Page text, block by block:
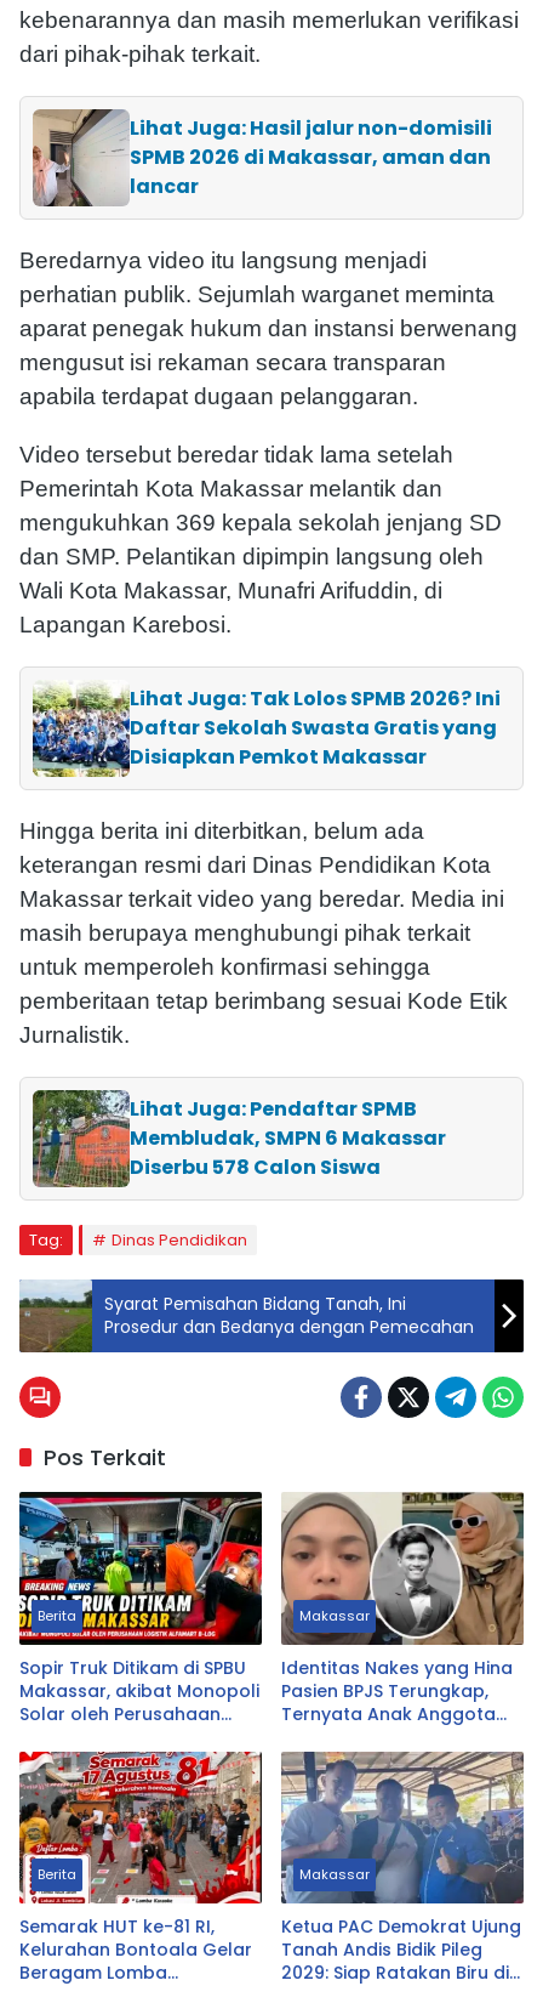
kebenarannya dan masih memerlukan verifikasi
dari pihak-pihak terkait.
Lihat Juga: Hasil jalur non-domisili
SPMB 2026 di Makassar, aman dan
lancar
Beredarnya video itu langsung menjadi
perhatian publik. Sejumlah warganet meminta
aparat penegak hukum dan instansi berwenang
mengusut isi rekaman secara transparan
apabila terdapat dugaan pelanggaran.
Video tersebut beredar tidak lama setelah
Pemerintah Kota Makassar melantik dan
mengukuhkan 369 kepala sekolah jenjang SD
dan SMP. Pelantikan dipimpin langsung oleh
Wali Kota Makassar, Munafri Arifuddin, di
Lapangan Karebosi.
Lihat Juga: Tak Lolos SPMB 2026? Ini
Daftar Sekolah Swasta Gratis yang
Disiapkan Pemkot Makassar
Hingga berita ini diterbitkan, belum ada
keterangan resmi dari Dinas Pendidikan Kota
Makassar terkait video yang beredar. Media ini
masih berupaya menghubungi pihak terkait
untuk memperoleh konfirmasi sehingga
pemberitaan tetap berimbang sesuai Kode Etik
Jurnalistik.
Lihat Juga: Pendaftar SPMB
Membludak, SMPN 6 Makassar
Diserbu 578 Calon Siswa
Tag: Dinas Pendidikan
Syarat Pemisahan Bidang Tanah, Ini
Prosedur dan Bedanya dengan Pemecahan
Pos Terkait
Berita
Sopir Truk Ditikam di SPBU
Makassar, akibat Monopoli
Solar oleh Perusahaan
Makassar
Identitas Nakes yang Hina
Pasien BPJS Terungkap,
Ternyata Anak Anggota
Berita
Semarak HUT ke-81 RI,
Kelurahan Bontoala Gelar
Beragam Lomba
Makassar
Ketua PAC Demokrat Ujung
Tanah Andis Bidik Pileg
2029: Siap Ratakan Biru di